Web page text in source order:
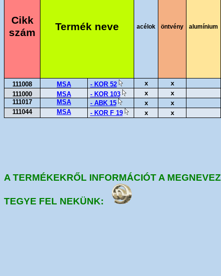
Cikk
szám
Termék neve acélok öntvény alumínium
111008 MSA - KOR 52 x
x
111000
MSA - KOR 103 x
x
111017
MSA - ABK 15 x
x
111044
MSA - KOR F 19 x x
A TERMÉKEKRŐL INFORMÁCIÓT A
TEGYE FEL NEKÜNK: